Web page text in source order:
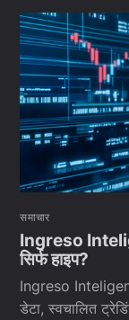
समाचार
Ingreso
सिर्फ हाइप?
Ingreso
डेटा, स्वचालित